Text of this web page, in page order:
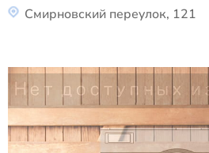
Смирновский переулок, 121